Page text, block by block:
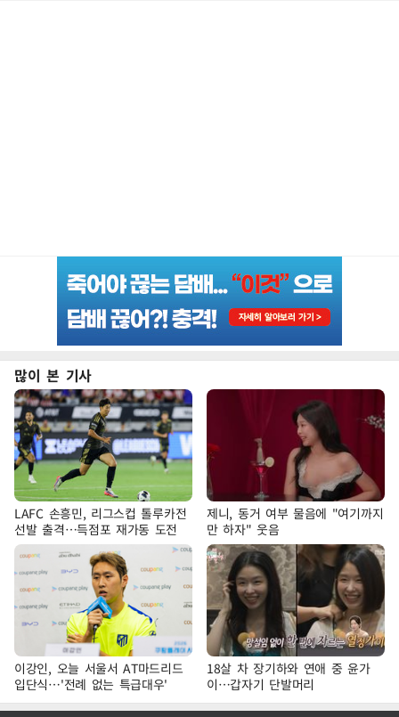
많이 본 기사
LAFC 손흥민, 리그스컵 톨루카전
선발 출격…득점포 재가동 도전
제니, 동거 여부 물음에 "여기까지
만 하자" 웃음
이강인, 오늘 서울서 AT마드리드
입단식…'전례 없는 특급대우'
18살 차 장기하와 연애 중 윤가
이…갑자기 단발머리